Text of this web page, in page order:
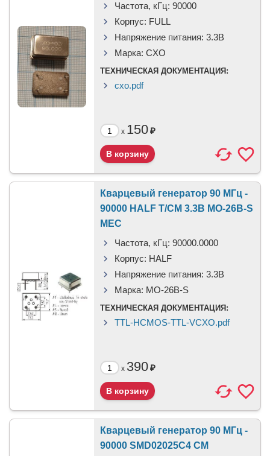
Частота, кГц: 90000
Корпус: FULL
Напряжение питания: 3.3В
Марка: CXO
ТЕХНИЧЕСКАЯ ДОКУМЕНТАЦИЯ:
cxo.pdf
x 150₽
Кварцевый генератор 90 МГц -
90000 HALF T/CM 3.3В MO-26B-S
MEC
Частота, кГц: 90000.0000
Корпус: HALF
Напряжение питания: 3.3В
Марка: MO-26B-S
ТЕХНИЧЕСКАЯ ДОКУМЕНТАЦИЯ:
TTL-HCMOS-TTL-VCXO.pdf
x 390₽
Кварцевый генератор 90 МГц -
90000 SMD02025C4 CM